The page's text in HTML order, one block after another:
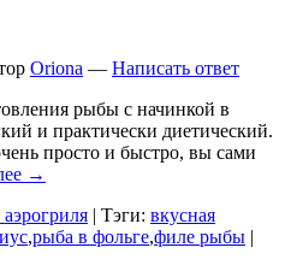
Oriona — Написать ответ
рыбы с начинкой в
и практически диетический.
просто и быстро, вы сами
→
| Тэги: вкусная
,рыба в фольге,филе рыбы |